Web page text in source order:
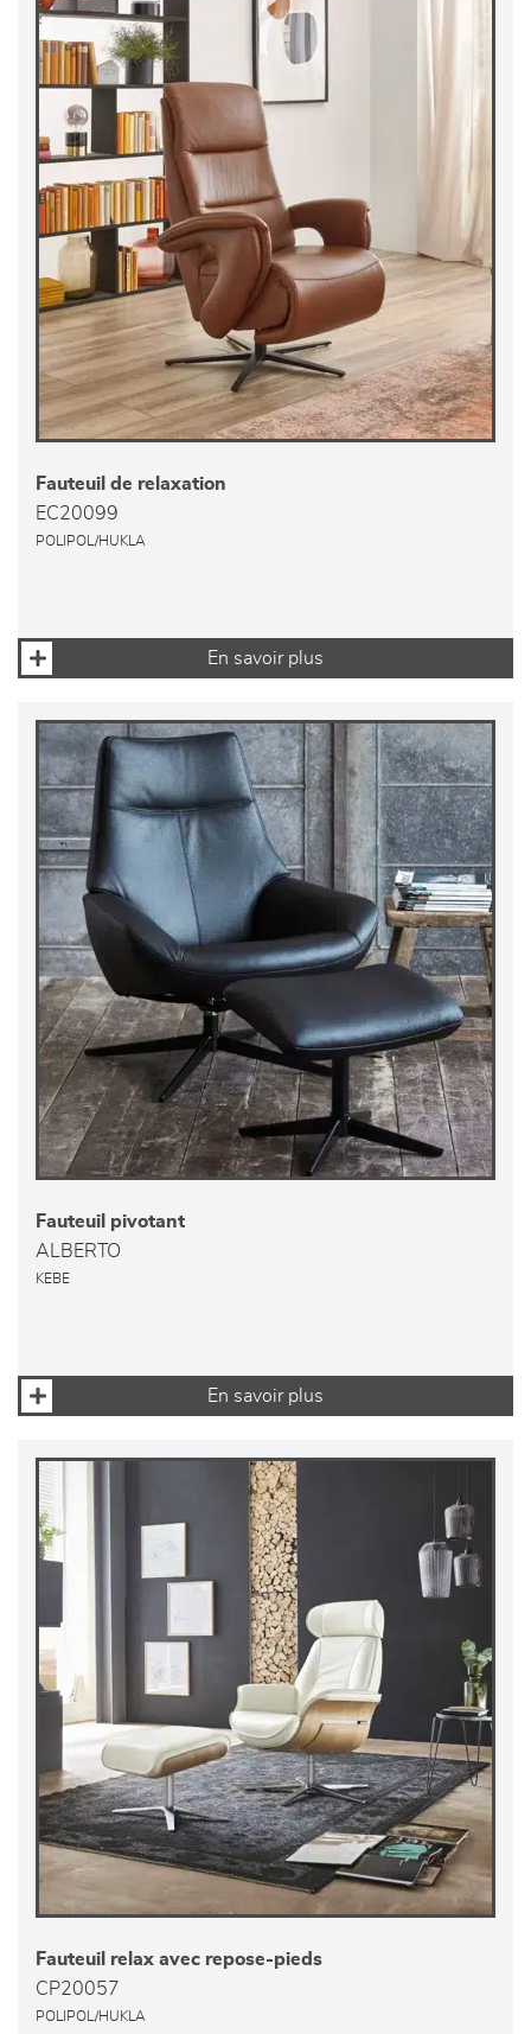
Fauteuil de relaxation
EC20099
POLIPOL/HUKLA
En savoir plus
Fauteuil pivotant
ALBERTO
KEBE
En savoir plus
Fauteuil relax avec repose-pieds
CP20057
POLIPOL/HUKLA